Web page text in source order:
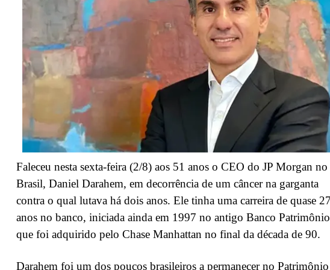
Faleceu nesta sexta-feira (2/8) aos 51 anos o CEO do JP Morgan no
Brasil, Daniel Darahem, em decorrência de um câncer na garganta
contra o qual lutava há dois anos. Ele tinha uma carreira de quase
anos no banco, iniciada ainda em 1997 no antigo Banco
que foi adquirido pelo Chase Manhattan no final da década de 90.
Darahem foi um dos poucos brasileiros a permanecer no Patrimônio